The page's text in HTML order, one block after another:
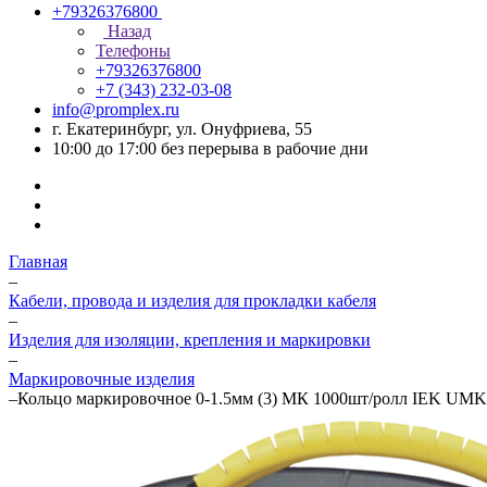
+79326376800
Назад
Телефоны
+79326376800
+7 (343) 232-03-08
info@promplex.ru
г. Екатеринбург, ул. Онуфриева, 55
10:00 до 17:00 без перерыва в рабочие дни
Главная
–
Кабели, провода и изделия для прокладки кабеля
–
Изделия для изоляции, крепления и маркировки
–
Маркировочные изделия
–Кольцо маркировочное 0-1.5мм (3) МК 1000шт/ролл IEK